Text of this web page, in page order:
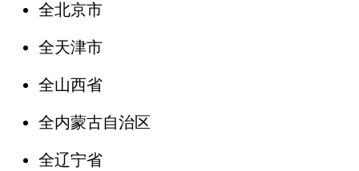
全北京市
全天津市
全山西省
全内蒙古自治区
全辽宁省